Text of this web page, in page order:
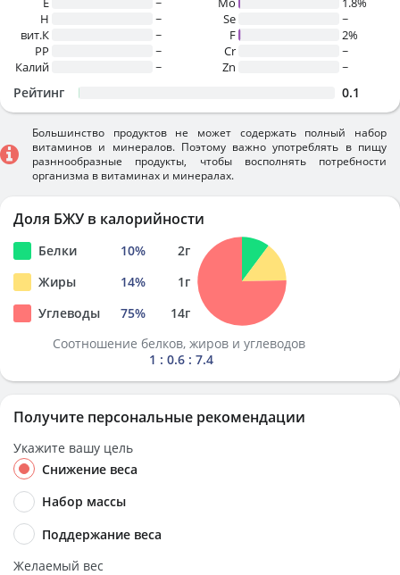
H
~
вит.К
~
PP
~
Калий
~
Se
~
F
2%
Cr
~
Zn
~
Рейтинг 0.1
Большинство продуктов не может содержать полный набор
витаминов и минералов. Поэтому важно употреблять в пищу
разннообразные продукты, чтобы восполнять потребности
организма в витаминах и минералах.
Доля БЖУ в калорийности
Белки 10% 2г
Жиры
14% 1г
Углеводы
75% 14г
Соотношение белков, жиров и углеводов
1 : 0.6 : 7.4
Получите персональные рекомендации
Укажите вашу цель
Снижение веса
Набор массы
Поддержание веса
Желаемый вес